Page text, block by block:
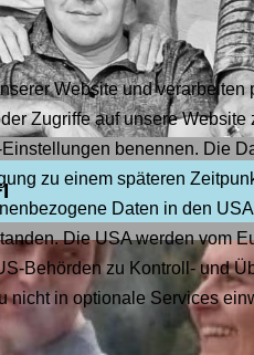
Kulturverein Achensee
ist den vier Männern
...
Website und
Zugriffe auf unsere
benennen. Die
zu einem späteren
Daten in den
Die USA werden
Behörden zu Kontroll- und
nicht in optionale Services